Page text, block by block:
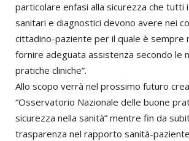
particolare enfasi alla sicurezza che tutti
sanitari e diagnostici devono avere nei
cittadino-paziente per il quale è sempre
fornire adeguata assistenza secondo le
pratiche cliniche”.
Allo scopo verrà nel prossimo futuro
“Osservatorio Nazionale delle buone
sicurezza nella sanità” mentre fin da
trasparenza nel rapporto sanità-